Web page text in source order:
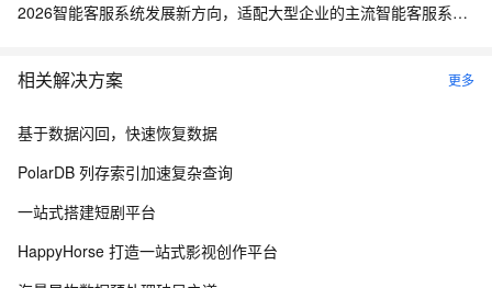
2026智能客服系统发展新方向，适配大型企业的主流智能客服系统评测
相关解决方案 更多
基于数据闪回，快速恢复数据
PolarDB 列存索引加速复杂查询
一站式搭建短剧平台
HappyHorse 打造一站式影视创作平台